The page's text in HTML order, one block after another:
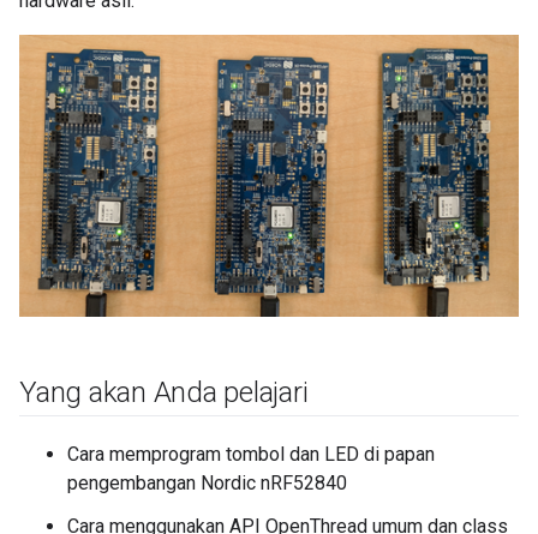
Yang akan Anda pelajari
Cara memprogram tombol dan LED di papan
pengembangan Nordic nRF52840
Cara menggunakan API OpenThread umum dan class